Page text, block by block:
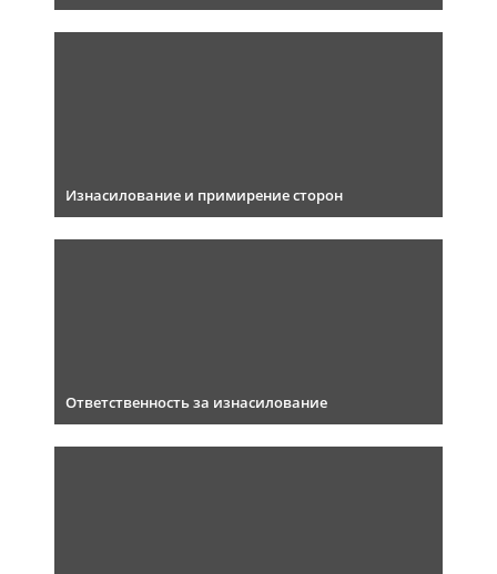
Изнасилование и примирение сторон
Ответственность за изнасилование